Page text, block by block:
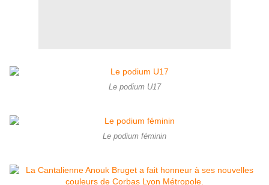
Le podium U17
Le podium féminin